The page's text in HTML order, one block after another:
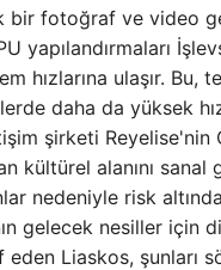
fotoğraf ve video
yapılandırmaları
hızlarına ulaşır. Bu,
daha da yüksek
şirketi Reyelise'nin
kültürel alanını
nedeniyle risk
gelecek nesiller için
Liaskos, şunları